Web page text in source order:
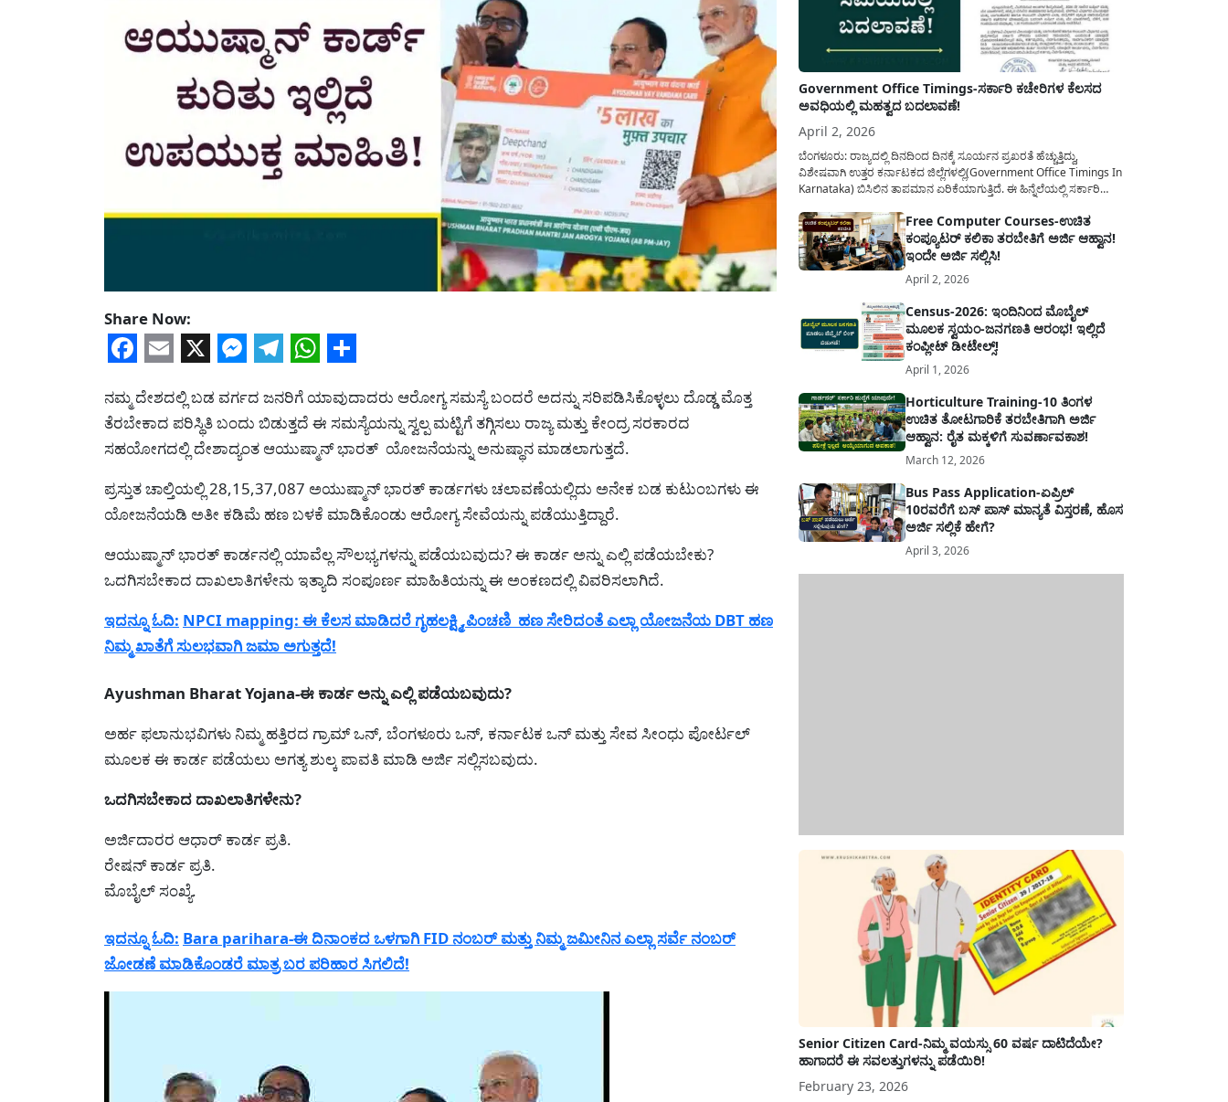
Share Now:
ನಮ್ಮ ದೇಶದಲ್ಲಿ ಬಡ ವರ್ಗದ ಜನರಿಗೆ ಯಾವುದಾದರು ಆರೋಗ್ಯ ಸಮಸ್ಯೆ ಬಂದರೆ ಅದನ್ನು ಸರಿಪಡಿಸಿಕೊಳ್ಳಲು ದೊಡ್ಡ ಮೊತ್ತ
ತೆರಬೇಕಾದ ಪರಿಸ್ಥಿತಿ ಬಂದು ಬಿಡುತ್ತದೆ ಈ ಸಮಸ್ಯೆಯನ್ನು ಸ್ವಲ್ಪ ಮಟ್ಟಿಗೆ ತಗ್ಗಿಸಲು ರಾಜ್ಯ ಮತ್ತು ಕೇಂದ್ರ ಸರಕಾರದ
ಸಹಯೋಗದಲ್ಲಿ ದೇಶಾದ್ಯಂತ ಆಯುಷ್ಮಾನ್ ಭಾರತ್ ಯೋಜನೆಯನ್ನು ಅನುಷ್ಥಾನ ಮಾಡಲಾಗುತ್ತದೆ.
ಪ್ರಸ್ತುತ ಚಾಲ್ತಿಯಲ್ಲಿ 28,15,37,087 ಅಯುಷ್ಮಾನ್ ಭಾರತ್ ಕಾರ್ಡಗಳು ಚಲಾವಣೆಯಲ್ಲಿದು ಅನೇಕ ಬಡ ಕುಟುಂಬಗಳು ಈ
ಯೋಜನೆಯಡಿ ಅತೀ ಕಡಿಮೆ ಹಣ ಬಳಕೆ ಮಾಡಿಕೊಂಡು ಆರೋಗ್ಯ ಸೇವೆಯನ್ನು ಪಡೆಯುತ್ತಿದ್ದಾರೆ.
ಆಯುಷ್ಮಾನ್ ಭಾರತ್ ಕಾರ್ಡನಲ್ಲಿ ಯಾವೆಲ್ಲ ಸೌಲಭ್ಯಗಳನ್ನು ಪಡೆಯಬವುದು? ಈ ಕಾರ್ಡ ಅನ್ನು ಎಲ್ಲಿ ಪಡೆಯಬೇಕು?
ಒದಗಿಸಬೇಕಾದ ದಾಖಲಾತಿಗಳೇನು ಇತ್ಯಾದಿ ಸಂಪೂರ್ಣ ಮಾಹಿತಿಯನ್ನು ಈ ಅಂಕಣದಲ್ಲಿ ವಿವರಿಸಲಾಗಿದೆ.
ಇದನ್ನೂ ಓದಿ: NPCI mapping: ಈ ಕೆಲಸ ಮಾಡಿದರೆ ಗೃಹಲಕ್ಷ್ಮಿ,ಪಿಂಚಣಿ ಹಣ ಸೇರಿದಂತೆ ಎಲ್ಲಾ ಯೋಜನೆಯ DBT ಹಣ
ನಿಮ್ಮ ಖಾತೆಗೆ ಸುಲಭವಾಗಿ ಜಮಾ ಅಗುತ್ತದೆ!
Ayushman Bharat Yojana-ಈ ಕಾರ್ಡ ಅನ್ನು ಎಲ್ಲಿ ಪಡೆಯಬವುದು?
ಅರ್ಹ ಫಲಾನುಭವಿಗಳು ನಿಮ್ಮ ಹತ್ತಿರದ ಗ್ರಾಮ್ ಒನ್, ಬೆಂಗಳೂರು ಒನ್, ಕರ್ನಾಟಕ ಒನ್ ಮತ್ತು ಸೇವ ಸೀಂಧು ಪೋರ್ಟಲ್
ಮೂಲಕ ಈ ಕಾರ್ಡ ಪಡೆಯಲು ಅಗತ್ಯ ಶುಲ್ಕ ಪಾವತಿ ಮಾಡಿ ಅರ್ಜಿ ಸಲ್ಲಿಸಬವುದು.
ಒದಗಿಸಬೇಕಾದ ದಾಖಲಾತಿಗಳೇನು?
ಅರ್ಜಿದಾರರ ಆಧಾರ್ ಕಾರ್ಡ ಪ್ರತಿ.
ರೇಷನ್ ಕಾರ್ಡ ಪ್ರತಿ.
ಮೊಬೈಲ್ ಸಂಖ್ಯೆ.
ಇದನ್ನೂ ಓದಿ: Bara parihara-ಈ ದಿನಾಂಕದ ಒಳಗಾಗಿ FID ನಂಬರ್ ಮತ್ತು ನಿಮ್ಮ ಜಮೀನಿನ ಎಲ್ಲಾ ಸರ್ವೆ ನಂಬರ್
ಜೋಡಣೆ ಮಾಡಿಕೊಂಡರೆ ಮಾತ್ರ ಬರ ಪರಿಹಾರ ಸಿಗಲಿದೆ!
Government Office Timings-ಸರ್ಕಾರಿ ಕಚೇರಿಗಳ ಕೆಲಸದ
ಅವಧಿಯಲ್ಲಿ ಮಹತ್ವದ ಬದಲಾವಣೆ!
April 2, 2026
ಬೆಂಗಳೂರು: ರಾಜ್ಯದಲ್ಲಿ ದಿನದಿಂದ ದಿನಕ್ಕೆ ಸೂರ್ಯನ ಪ್ರಖರತೆ ಹೆಚ್ಚುತ್ತಿದ್ದು,
ವಿಶೇಷವಾಗಿ ಉತ್ತರ ಕರ್ನಾಟಕದ ಜಿಲ್ಲೆಗಳಲ್ಲಿ(Government Office Timings In
Karnataka) ಬಿಸಿಲಿನ ತಾಪಮಾನ ಏರಿಕೆಯಾಗುತ್ತಿದೆ. ಈ ಹಿನ್ನೆಲೆಯಲ್ಲಿ ಸರ್ಕಾರಿ
ಸರ್ಕಾರವು ಮಹತ್ವದ ನಿರ್ಧಾರವೊಂದನ್ನು ಕೈಗೊಂಡಿದೆ. ಕಿತ್ತೂರು ಕರ್ನಾಟಕ ಮತ್ತು
ಕಲ್ಯಾಣ ಕರ್ನಾಟಕದ ಒಟ್ಟು 9 ಜಿಲ್ಲೆಗಳಲ್ಲಿ ಏಪ್ರಿಲ್...
Free Computer Courses-ಉಚಿತ
ಕಂಪ್ಯೂಟರ್ ಕಲಿಕಾ ತರಬೇತಿಗೆ ಅರ್ಜಿ ಆಹ್ವಾನ!
ಇಂದೇ ಅರ್ಜಿ ಸಲ್ಲಿಸಿ!
April 2, 2026
Census-2026: ಇಂದಿನಿಂದ ಮೊಬೈಲ್
ಮೂಲಕ ಸ್ವಯಂ-ಜನಗಣತಿ ಆರಂಭ! ಇಲ್ಲಿದೆ
ಕಂಪ್ಲೀಟ್ ಡೀಟೇಲ್ಸ್!
April 1, 2026
Horticulture Training-10 ತಿಂಗಳ
ಉಚಿತ ತೋಟಗಾರಿಕೆ ತರಬೇತಿಗಾಗಿ ಅರ್ಜಿ
ಆಹ್ವಾನ: ರೈತ ಮಕ್ಕಳಿಗೆ ಸುವರ್ಣಾವಕಾಶ!
March 12, 2026
Bus Pass Application-ಏಪ್ರಿಲ್
10ರವರೆಗೆ ಬಸ್ ಪಾಸ್ ಮಾನ್ಯತೆ ವಿಸ್ತರಣೆ, ಹೊಸ
ಅರ್ಜಿ ಸಲ್ಲಿಕೆ ಹೇಗೆ?
April 3, 2026
Senior Citizen Card-ನಿಮ್ಮ ವಯಸ್ಸು 60 ವರ್ಷ ದಾಟಿದೆಯೇ?
ಹಾಗಾದರೆ ಈ ಸವಲತ್ತುಗಳನ್ನು ಪಡೆಯಿರಿ!
February 23, 2026